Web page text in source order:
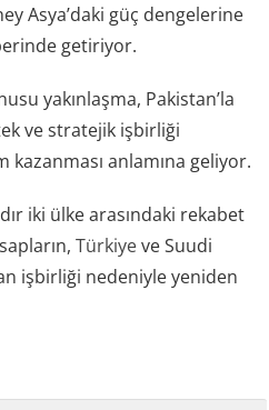
Asya’daki güç dengelerine
getiriyor.
yakınlaşma, Pakistan’la
ve stratejik işbirliği
anlamına geliyor.
iki ülke arasındaki rekabet
Türkiyeve Suudi
işbirliği nedeniyle yeniden